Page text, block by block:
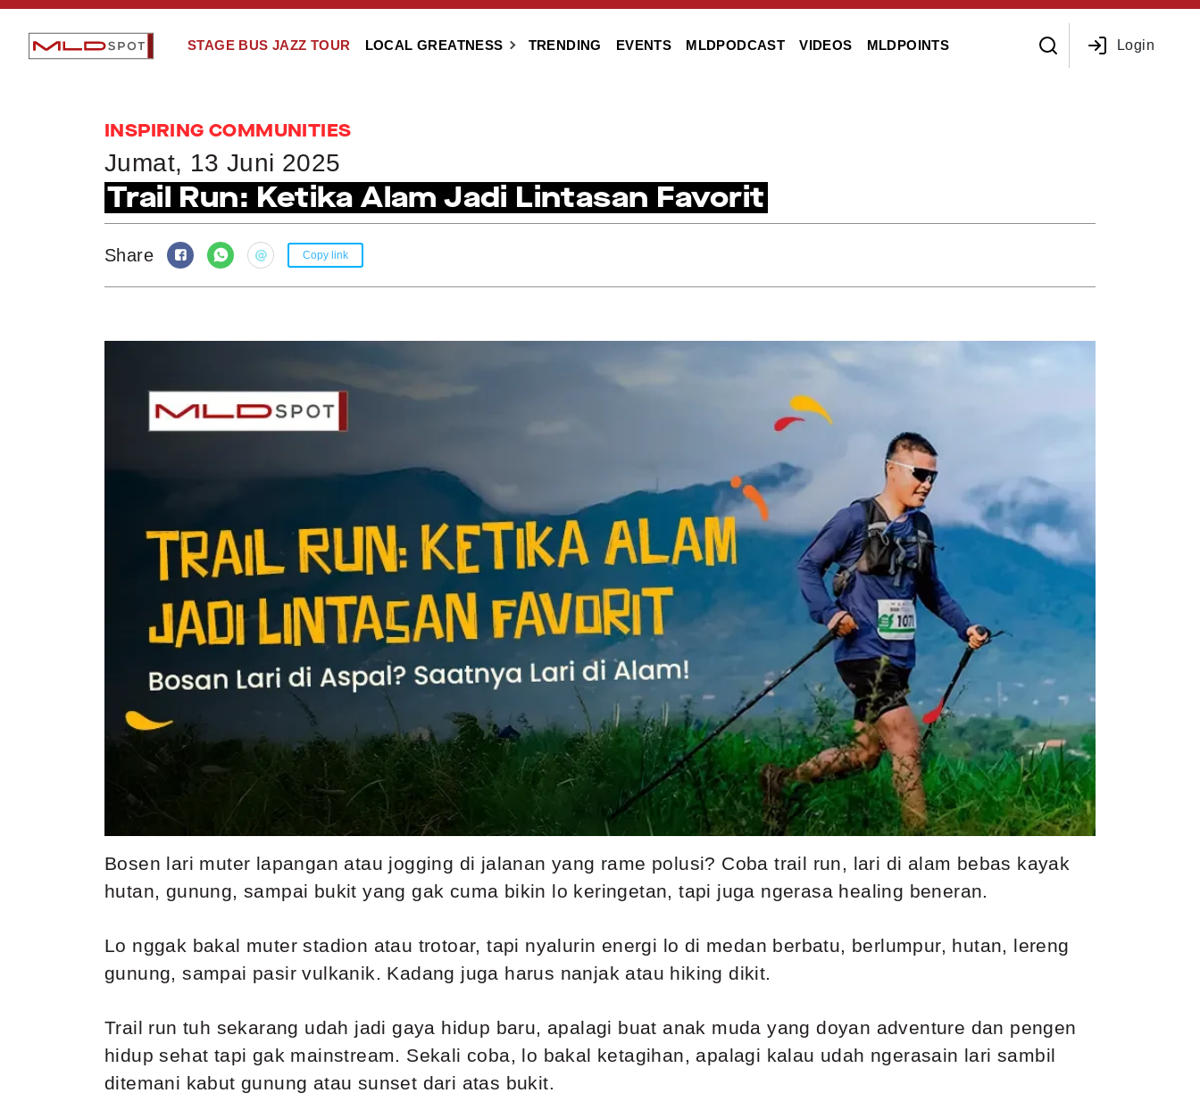
STAGE BUS JAZZ TOUR LOCAL GREATNESS TRENDING EVENTS MLDPODCAST VIDEOS MLDPOINTS Login
INSPIRING COMMUNITIES
Jumat, 13 Juni 2025
Trail Run: Ketika Alam Jadi Lintasan Favorit
Share Copy link
Bosen lari muter lapangan atau jogging di jalanan yang rame polusi? Coba trail run, lari di alam bebas kayak
hutan, gunung, sampai bukit yang gak cuma bikin lo keringetan, tapi juga ngerasa healing beneran.
Lo nggak bakal muter stadion atau trotoar, tapi nyalurin energi lo di medan berbatu, berlumpur, hutan, lereng
gunung, sampai pasir vulkanik. Kadang juga harus nanjak atau hiking dikit.
Trail run tuh sekarang udah jadi gaya hidup baru, apalagi buat anak muda yang doyan adventure dan pengen
hidup sehat tapi gak mainstream. Sekali coba, lo bakal ketagihan, apalagi kalau udah ngerasain lari sambil
ditemani kabut gunung atau sunset dari atas bukit.